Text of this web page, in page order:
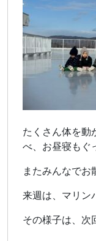
たくさん体を動
べ、お昼寝もぐ
またみんなでお
来週は、マリン
その様子は、次